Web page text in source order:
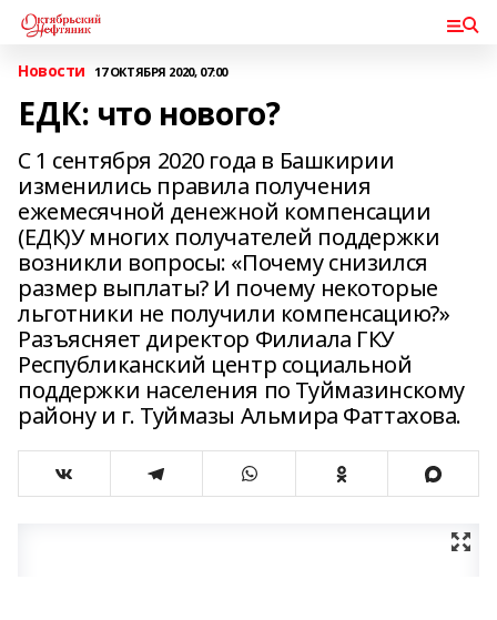
Новости 17 ОКТЯБРЯ 2020, 07:00
ЕДК: что нового?
С 1 сентября 2020 года в Башкирии
изменились правила получения
ежемесячной денежной компенсации
(ЕДК)У многих получателей поддержки
возникли вопросы: «Почему снизился
размер выплаты? И почему некоторые
льготники не получили компенсацию?»
Разъясняет директор Филиала ГКУ
Республиканский центр социальной
поддержки населения по Туймазинскому
району и г. Туймазы Альмира Фаттахова.